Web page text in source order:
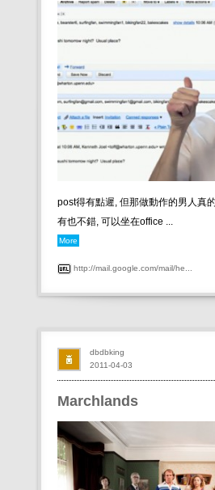
post得有點遲, 但那做動作的男人真
有也不錯, 可以坐在office ...
More
http://mail.google.com/mail/he...
Marchlands
2011-04-03
dbdbking